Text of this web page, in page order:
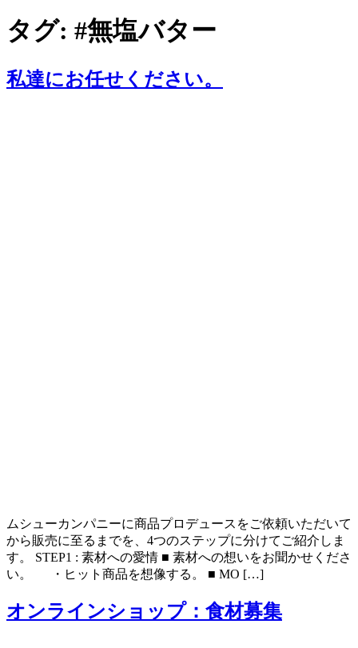
タグ: #無塩バター
私達にお任せください。
ムシューカンパニーに商品プロデュースをご依頼いただいて
から販売に至るまでを、4つのステップに分けてご紹介しま
す。 STEP1 : 素材への愛情 ■ 素材への想いをお聞かせくださ
い。 ・ヒット商品を想像する。 ■ MO […]
オンラインショップ：食材募集